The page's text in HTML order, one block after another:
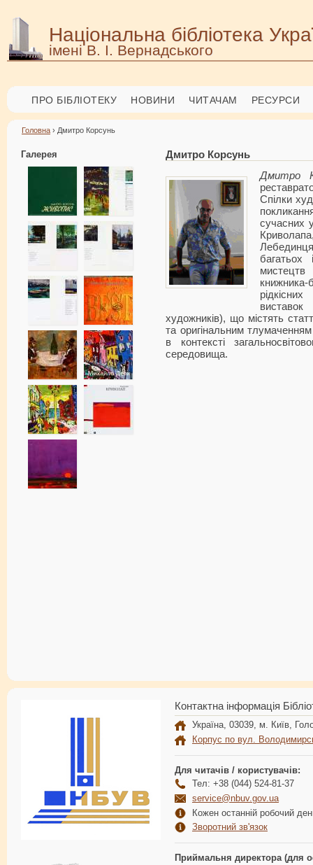
Національна бібліотека
імені В. І. Вернадського
ПРО БІБЛІОТЕКУ НОВИНИ ЧИТАЧАМ РЕСУРСИ
Головна › Дмитро Корсунь
Галерея
Дмитро Корсунь
Дмитро
Спілки
сучасних
багатьох
книжника-
художників), що містять
та оригінальним тлумаченням
в контексті
середовища.
Контактна інформація
Україна, 03039, м. Київ,
Корпус по вул.
Для читачів / користувачів:
Тел: +38 (044) 524-81-37
service@nbuv.gov.ua
Кожен останній робочий
Зворотний зв'язок
Приймальня директора (для